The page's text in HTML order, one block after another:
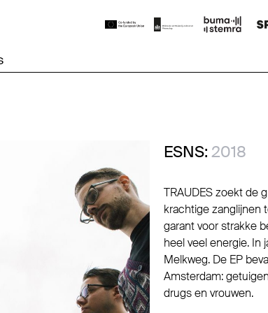
ESNS: 2018
TRAUDES zoekt de
krachtige zanglijnen
garant voor strakke
heel veel energie. In
Melkweg. De EP
Amsterdam:
drugs en vrouwen.